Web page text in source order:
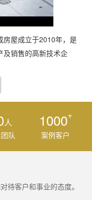
房屋成立于2010年，是
及销售的高新技术企
人
队
1000+
案例客户
待客户和事业的态度。